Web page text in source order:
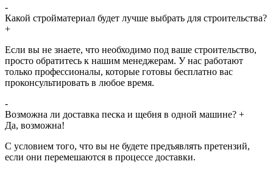
-
Какой стройматериал будет лучше выбрать для строительства?
+
Если вы не знаете, что необходимо под ваше строительство,
просто обратитесь к нашим менеджерам. У нас работают
только профессионалы, которые готовы бесплатно вас
проконсультировать в любое время.
-
Возможна ли доставка песка и щебня в одной машине? +
Да, возможна!
С условием того, что вы не будете предъявлять претензий,
если они перемешаются в процессе доставки.